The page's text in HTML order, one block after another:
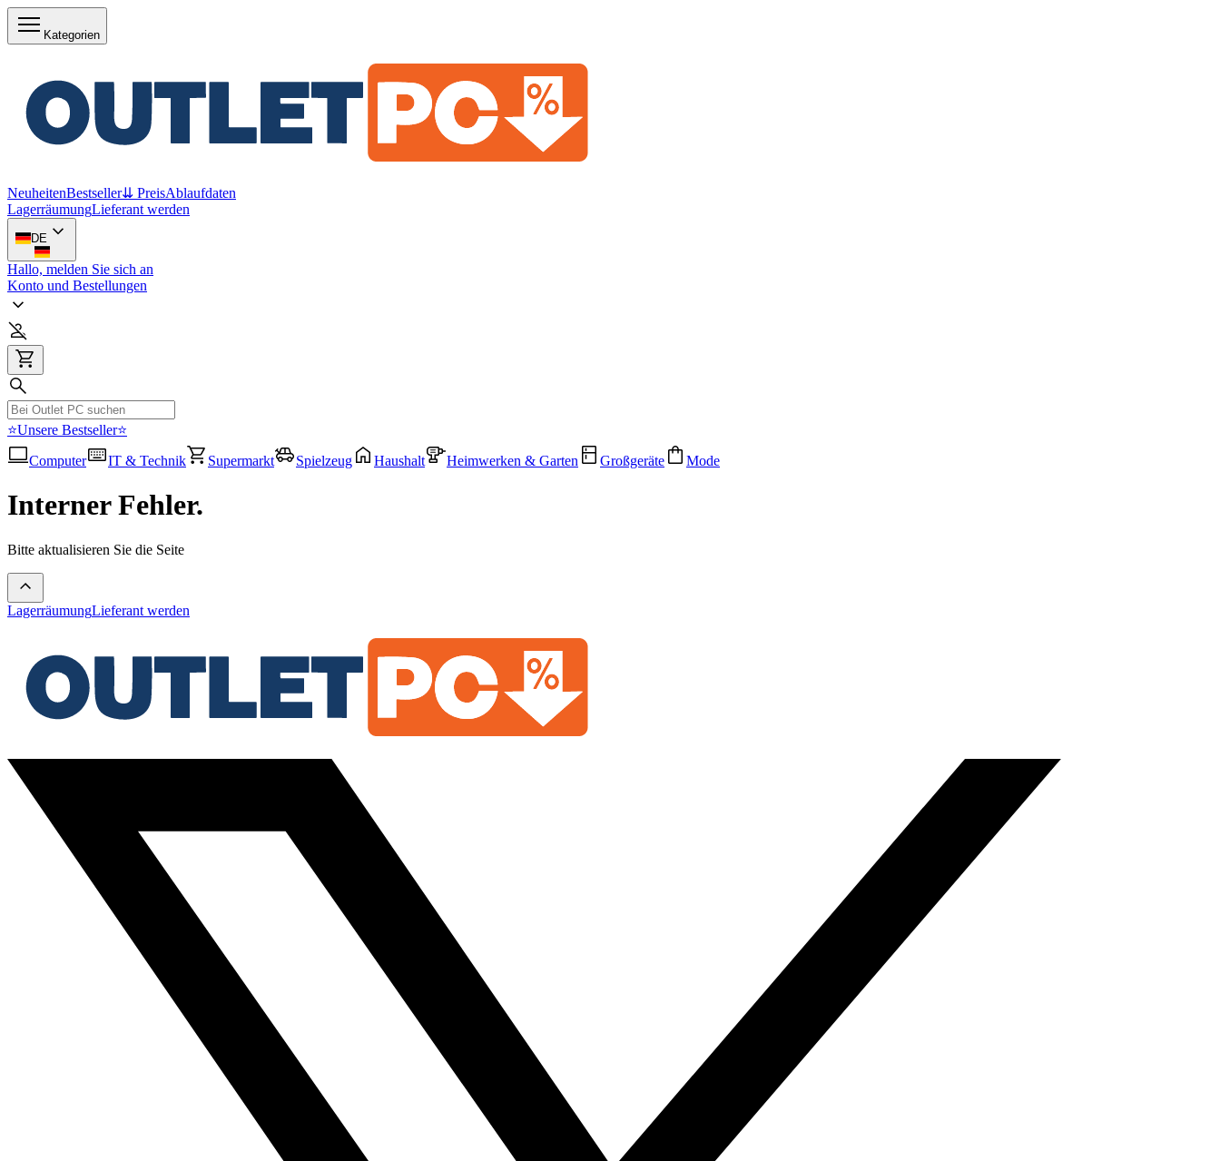
Kategorien
NeuheitenBestseller⇊ PreisAblaufdaten
LagerräumungLieferant werden
DE
Hallo, melden Sie sich an
Konto und Bestellungen
⭐Unsere Bestseller⭐
Computer
IT & Technik Supermarkt Spielzeug Haushalt Heimwerken & Garten Großgeräte Mode
Interner Fehler.
Bitte aktualisieren Sie die Seite
LagerräumungLieferant werden